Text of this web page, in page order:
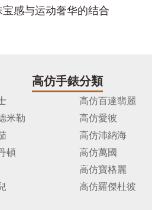
感与运动奢华的结合
高仿手錶分類
高仿百達翡麗
米勒
高仿愛彼
高仿沛納海
頓
高仿萬國
高仿寶格麗
高仿羅傑杜彼